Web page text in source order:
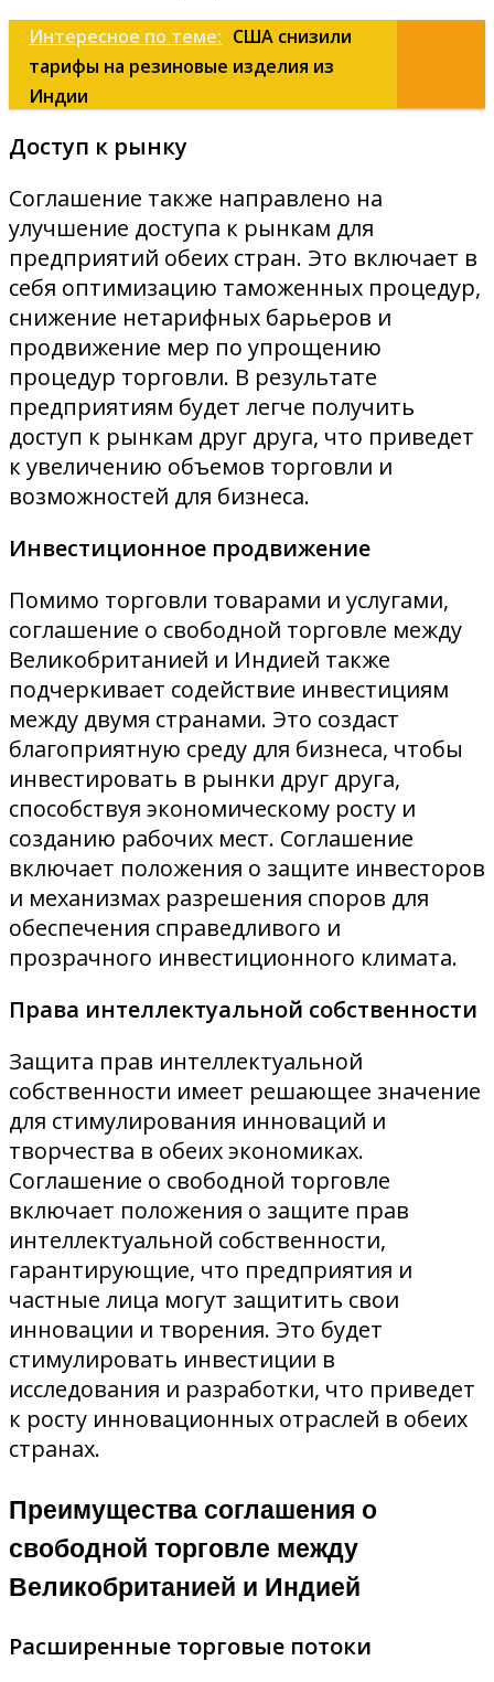
Интересное по теме: США снизили
тарифы на резиновые изделия из
Индии
Доступ к рынку
Соглашение также направлено на
улучшение доступа к рынкам для
предприятий обеих стран. Это включает в
себя оптимизацию таможенных процедур,
снижение нетарифных барьеров и
продвижение мер по упрощению
процедур торговли. В результате
предприятиям будет легче получить
доступ к рынкам друг друга, что приведет
к увеличению объемов торговли и
возможностей для бизнеса.
Инвестиционное продвижение
Помимо торговли товарами и услугами,
соглашение о свободной торговле между
Великобританией и Индией также
подчеркивает содействие инвестициям
между двумя странами. Это создаст
благоприятную среду для бизнеса, чтобы
инвестировать в рынки друг друга,
способствуя экономическому росту и
созданию рабочих мест. Соглашение
включает положения о защите инвесторов
и механизмах разрешения споров для
обеспечения справедливого и
прозрачного инвестиционного климата.
Права интеллектуальной собственности
Защита прав интеллектуальной
собственности имеет решающее значение
для стимулирования инноваций и
творчества в обеих экономиках.
Соглашение о свободной торговле
включает положения о защите прав
интеллектуальной собственности,
гарантирующие, что предприятия и
частные лица могут защитить свои
инновации и творения. Это будет
стимулировать инвестиции в
исследования и разработки, что приведет
к росту инновационных отраслей в обеих
странах.
Преимущества соглашения о
свободной торговле между
Великобританией и Индией
Расширенные торговые потоки